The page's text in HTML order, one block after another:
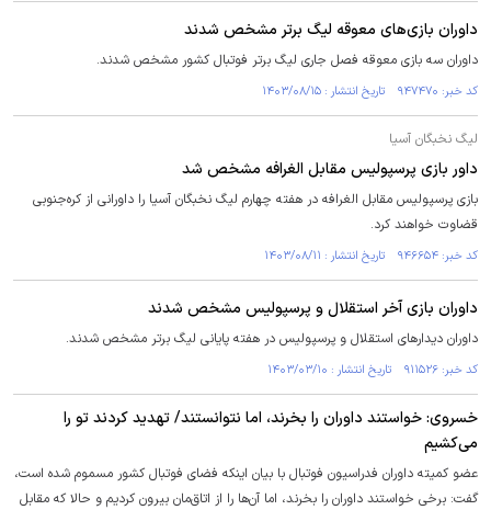
داوران بازی‌های معوقه لیگ برتر مشخص شدند
داوران سه بازی معوقه فصل جاری لیگ برتر فوتبال کشور مشخص شدند.
کد خبر: ۹۴۷۴۷۰ تاریخ انتشار : ۱۴۰۳/۰۸/۱۵
لیگ نخبگان آسیا
داور بازی پرسپولیس مقابل الغرافه مشخص شد
بازی پرسپولیس مقابل الغرافه در هفته چهارم لیگ نخبگان آسیا را داورانی از کره‌جنوبی
قضاوت خواهند کرد.
کد خبر: ۹۴۶۶۵۴ تاریخ انتشار : ۱۴۰۳/۰۸/۱۱
داوران بازی آخر استقلال و پرسپولیس مشخص شدند
داوران دیدار‌های استقلال و پرسپولیس در هفته پایانی لیگ برتر مشخص شدند.
کد خبر: ۹۱۱۵۲۶ تاریخ انتشار : ۱۴۰۳/۰۳/۱۰
خسروی: خواستند داوران را بخرند، اما نتوانستند/ تهدید کردند تو را
می‌کشیم
عضو کمیته داوران فدراسیون فوتبال با بیان اینکه فضای فوتبال کشور مسموم شده است،
گفت: برخی خواستند داوران را بخرند، اما آن‌ها را از اتاق‌مان بیرون کردیم و حالا که مقابل